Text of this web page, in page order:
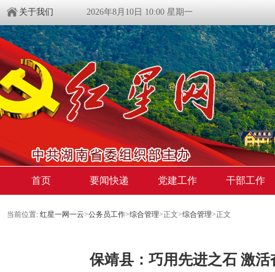
关于我们 2026年8月10日 10:00 星期一
首页 要闻快递 党建工作 干部工作
当前位置: 红星一网一云>公务员工作>综合管理>正文>综合管理>正文
保靖县：巧用先进之石 激活